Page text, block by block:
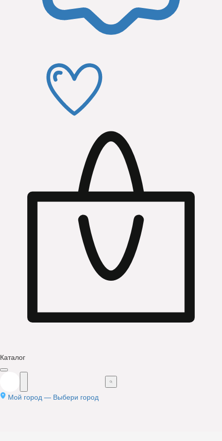
Каталог
Мой город — Выбери город